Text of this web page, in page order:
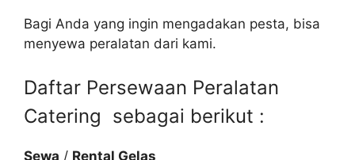
Bagi Anda yang ingin mengadakan pesta, bisa
menyewa peralatan dari kami.
Daftar Persewaan Peralatan
Catering sebagai berikut :
Sewa / Rental Gelas